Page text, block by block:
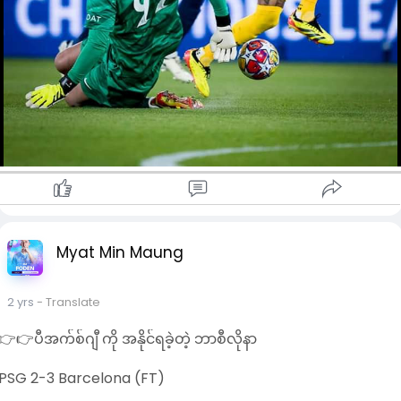
Myat Min Maung
2 yrs - Translate
ပီအက်စ်ဂျီ ကို အနိုင်ရခဲ့တဲ့ ဘာစီလိုနာ
2-3 Barcelona (FT)